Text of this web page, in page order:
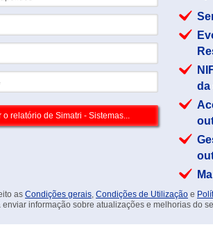
da
as Condições gerais, Condições de Utilização e
enviar informação sobre atualizações e melhorias do